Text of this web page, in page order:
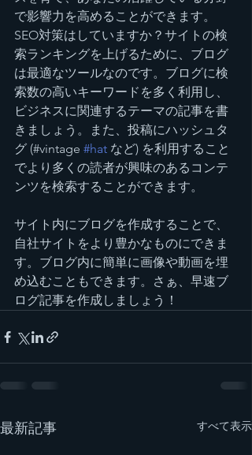
で影響力を高めることができます。
SEO対策はしていますか？サイトの検
索ランキングを上げるために、ブログ
は最適なツールなのです。ブログに検
索数の高いキーワードを多く利用し、
ビジネスに関連するテーマの記事を書
きましょう。また、投稿にハッシュタ
グ (#vintage #hat など) を利用すること
でより多くの読者が興味のあるコンテ
ンツを検索することができます。
サイト内にブログを作成することで、
自社サイトをより豊かなものにできま
す。ブログ内に簡単に画像や動画を埋
め込むこともできます。さぁ、早速ブ
ログ記事を作成しましょう！
最新記事 すべて表示